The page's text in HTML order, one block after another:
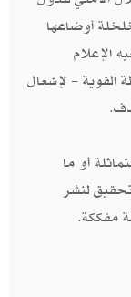
أوضاعها
الإعلام
القوية - لإشعال
أو ما
لنشر
مفككة.